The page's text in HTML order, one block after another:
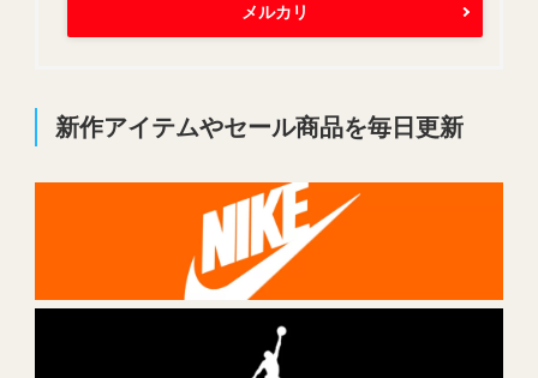
メルカリ
新作アイテムやセール商品を毎日更新